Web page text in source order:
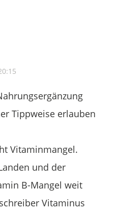
Tippweise erlauben
Vitaminmangel.
und der
B-Mangel weit
Vitaminus